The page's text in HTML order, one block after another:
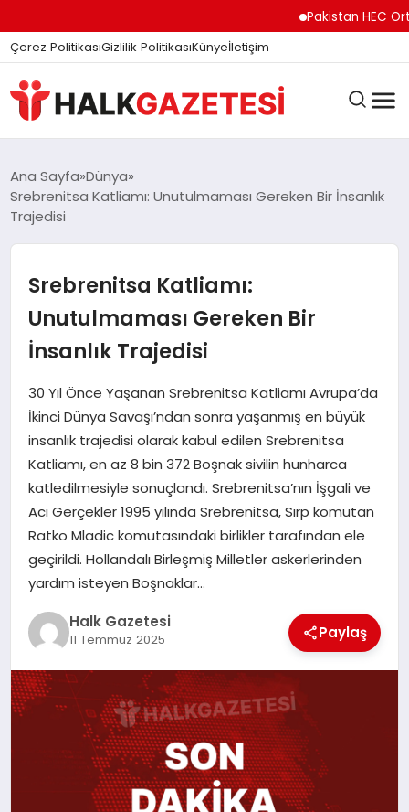
Pakistan HEC Orta
Çerez PolitikasıGizlilik PolitikasıKünyeİletişim
DÜNYA
EĞITIM
EKONOMI
MAGAZIN
SAĞLIK
SIYASET
SPOR
TEKNOLOJI
Ana Sayfa Dünya
Srebrenitsa Katliamı: Unutulmaması Gereken Bir İnsanlık
Trajedisi
Srebrenitsa Katliamı:
Unutulmaması Gereken Bir
İnsanlık Trajedisi
30 Yıl Önce Yaşanan Srebrenitsa Katliamı Avrupa’da
İkinci Dünya Savaşı’ndan sonra yaşanmış en büyük
insanlık trajedisi olarak kabul edilen Srebrenitsa
Katliamı, en az 8 bin 372 Boşnak sivilin hunharca
katledilmesiyle sonuçlandı. Srebrenitsa’nın İşgali ve
Acı Gerçekler 1995 yılında Srebrenitsa, Sırp komutan
Ratko Mladic komutasındaki birlikler tarafından ele
geçirildi. Hollandalı Birleşmiş Milletler askerlerinden
yardım isteyen Boşnaklar…
Halk Gazetesi
11 Temmuz 2025 Paylaş